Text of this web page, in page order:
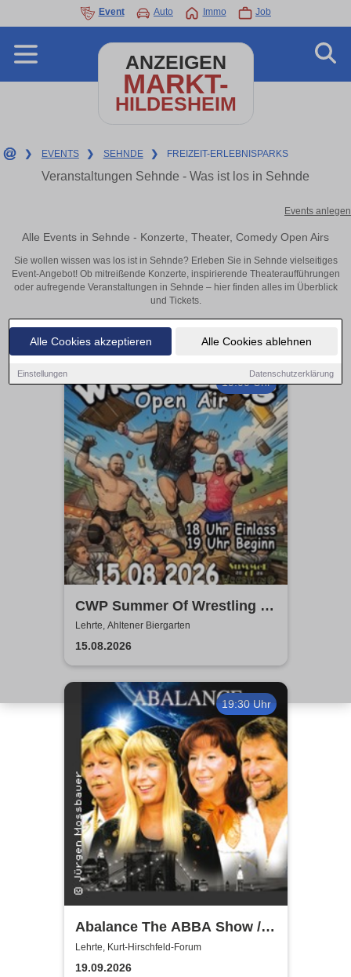
Alle Cookies akzeptieren Alle Cookies ablehnen
Einstellungen Datenschutzerklärung
Event Auto Immo Job
ANZEIGEN
MARKT-
HILDESHEIM
❯ EVENTS ❯ SEHNDE ❯ FREIZEIT-ERLEBNISPARKS
Veranstaltungen Sehnde - Was ist los in Sehnde
Events anlegen
Alle Events in Sehnde - Konzerte, Theater, Comedy Open Airs
Sie wollen wissen was los ist in Sehnde? Erleben Sie in Sehnde vielseitiges
Event-Angebot! Ob mitreißende Konzerte, inspirierende Theateraufführungen
oder aufregende Veranstaltungen in Sehnde – hier finden alles im Überblick
und Tickets.
19:00 Uhr
CWP Summer Of Wrestling -
Open Air
Lehrte, Ahltener Biergarten
15.08.2026
19:30 Uhr
Abalance The ABBA Show /
Revival Show - a tribute to
ABBA
Lehrte, Kurt-Hirschfeld-Forum
19.09.2026